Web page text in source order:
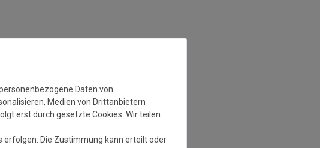
Daten von
Medien von Drittanbietern
erst durch gesetzte Cookies. Wir teilen
Die Zustimmung kann erteilt oder